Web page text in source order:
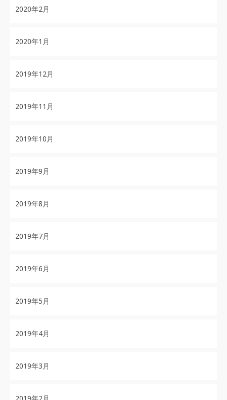
2020年2月
2020年1月
2019年12月
2019年11月
2019年10月
2019年9月
2019年8月
2019年7月
2019年6月
2019年5月
2019年4月
2019年3月